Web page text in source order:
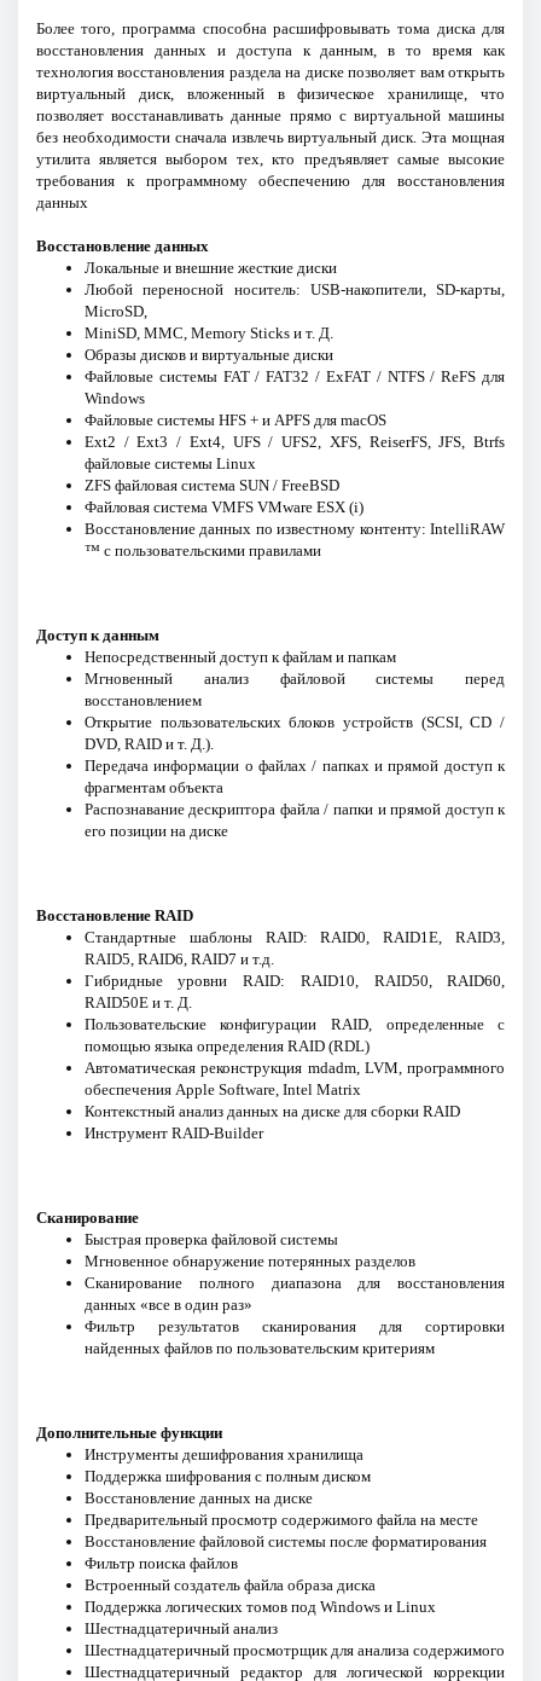
Более того, программа способна расшифровывать тома диска для
восстановления данных и доступа к данным, в то время как
технология восстановления раздела на диске позволяет вам открыть
виртуальный диск, вложенный в физическое хранилище, что
позволяет восстанавливать данные прямо с виртуальной машины
без необходимости сначала извлечь виртуальный диск. Эта мощная
утилита является выбором тех, кто предъявляет самые высокие
требования к программному обеспечению для восстановления
данных
Восстановление данных
Локальные и внешние жесткие диски
Любой переносной носитель: USB-накопители, SD-карты,
MicroSD,
MiniSD, MMC, Memory Sticks и т. Д.
Образы дисков и виртуальные диски
Файловые системы FAT / FAT32 / ExFAT / NTFS / ReFS для
Windows
Файловые системы HFS + и APFS для macOS
Ext2 / Ext3 / Ext4, UFS / UFS2, XFS, ReiserFS, JFS, Btrfs
файловые системы Linux
ZFS файловая система SUN / FreeBSD
Файловая система VMFS VMware ESX (i)
Восстановление данных по известному контенту: IntelliRAW
™ с пользовательскими правилами
Доступ к данным
Непосредственный доступ к файлам и папкам
Мгновенный анализ файловой системы перед
восстановлением
Открытие пользовательских блоков устройств (SCSI, CD /
DVD, RAID и т. Д.).
Передача информации о файлах / папках и прямой доступ к
фрагментам объекта
Распознавание дескриптора файла / папки и прямой доступ к
его позиции на диске
Восстановление RAID
Стандартные шаблоны RAID: RAID0, RAID1E, RAID3,
RAID5, RAID6, RAID7 и т.д.
Гибридные уровни RAID: RAID10, RAID50, RAID60,
RAID50E и т. Д.
Пользовательские конфигурации RAID, определенные с
помощью языка определения RAID (RDL)
Автоматическая реконструкция mdadm, LVM, программного
обеспечения Apple Software, Intel Matrix
Контекстный анализ данных на диске для сборки RAID
Инструмент RAID-Builder
Сканирование
Быстрая проверка файловой системы
Мгновенное обнаружение потерянных разделов
Сканирование полного диапазона для восстановления
данных «все в один раз»
Фильтр результатов сканирования для сортировки
найденных файлов по пользовательским критериям
Дополнительные функции
Инструменты дешифрования хранилища
Поддержка шифрования с полным диском
Восстановление данных на диске
Предварительный просмотр содержимого файла на месте
Восстановление файловой системы после форматирования
Фильтр поиска файлов
Встроенный создатель файла образа диска
Поддержка логических томов под Windows и Linux
Шестнадцатеричный анализ
Шестнадцатеричный просмотрщик для анализа содержимого
Шестнадцатеричный редактор для логической коррекции